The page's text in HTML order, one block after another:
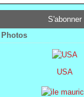
(68)
(7)
(2)
USA